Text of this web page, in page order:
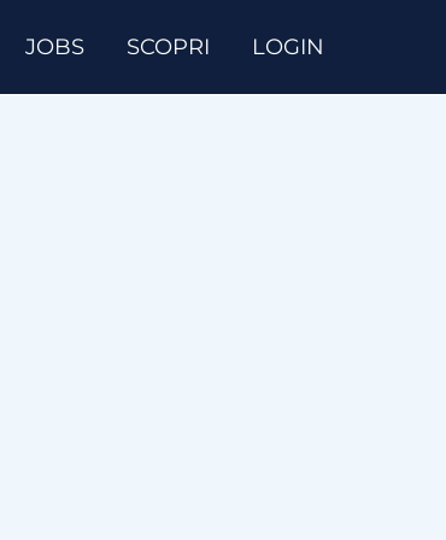
JOBS SCOPRI LOGIN